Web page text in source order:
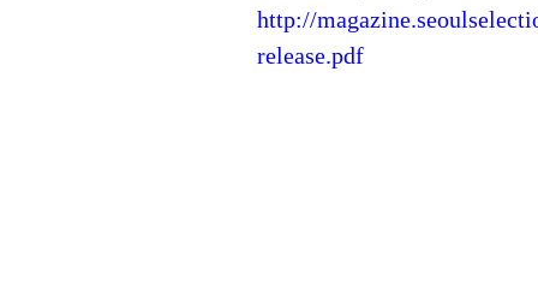
http://
release.pdf